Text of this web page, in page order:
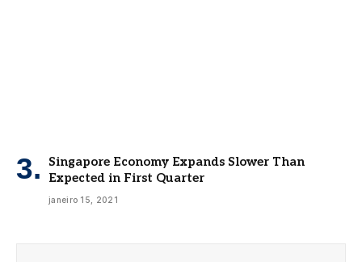
Singapore Economy Expands Slower Than
Expected in First Quarter
janeiro 15, 2021